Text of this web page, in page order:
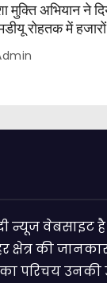
मुक्ति अभियान ने
रोहतक में हजारों
न्यूज वेबसाइट
की
का परिचय